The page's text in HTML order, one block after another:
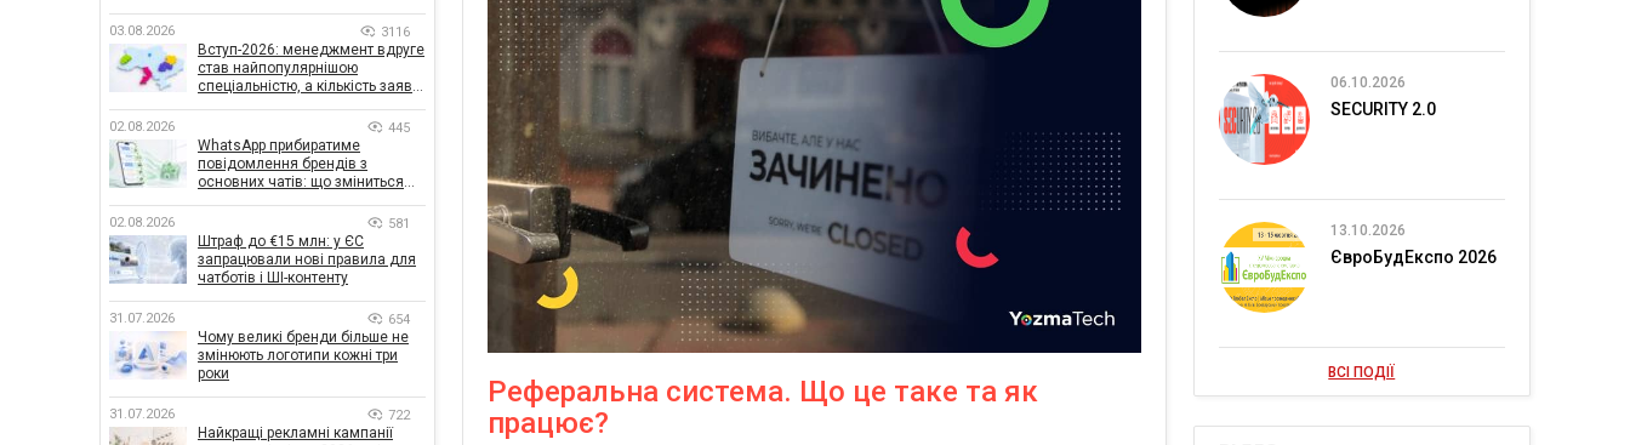
Реферальна система. Що це таке та як
працює?
03.08.2026 3116
Вступ-2026: менеджмент вдруге
став найпопулярнішою
спеціальністю, а кількість заяв
02.08.2026 445
WhatsApp прибиратиме
повідомлення брендів з
основних чатів: що зміниться
02.08.2026 581
Штраф до €15 млн: у ЄС
запрацювали нові правила для
чатботів і ШІ-контенту
31.07.2026 654
Чому великі бренди більше не
змінюють логотипи кожні три
роки
31.07.2026 722
Найкращі рекламні кампанії
06.10.2026
SECURITY 2.0
13.10.2026
ЄвроБудЕкспо 2026
ВСІ ПОДІЇ